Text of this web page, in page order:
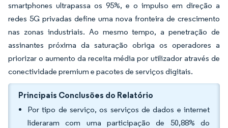
smartphones ultrapassa os 95%, e o impulso em direção a
redes 5G privadas define uma nova fronteira de crescimento
nas zonas industriais. Ao mesmo tempo, a penetração de
assinantes próxima da saturação obriga os operadores a
priorizar o aumento da receita média por utilizador através de
conectividade premium e pacotes de serviços digitais.
Principais Conclusões do Relatório
Por tipo de serviço, os serviços de dados e internet
lideraram com uma participação de 50,88% do